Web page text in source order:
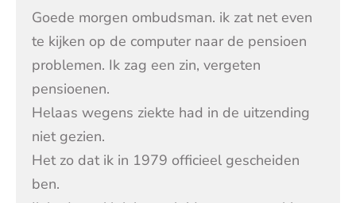
Goede morgen ombudsman. ik zat net even
te kijken op de computer naar de pensioen
problemen. Ik zag een zin, vergeten
pensioenen.
Helaas wegens ziekte had in de uitzending
niet gezien.
Het zo dat ik in 1979 officieel gescheiden
ben.